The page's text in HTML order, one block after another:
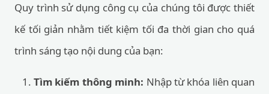
Quy trình sử dụng công cụ của chúng tôi được thiết
kế tối giản nhằm tiết kiệm tối đa thời gian cho quá
trình sáng tạo nội dung của bạn:
Tìm kiếm thông minh: Nhập từ khóa liên quan